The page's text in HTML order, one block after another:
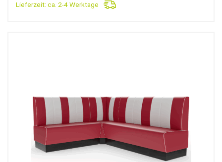
Lieferzeit: ca. 2-4 Werktage